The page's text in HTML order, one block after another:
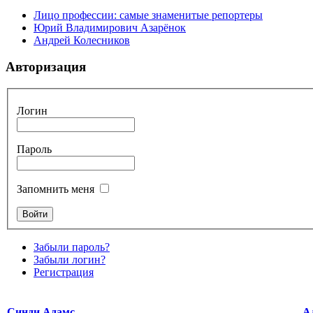
Лицо профессии: самые знаменитые репортеры
Юрий Владимирович Азарёнок
Андрей Колесников
Авторизация
Логин
Пароль
Запомнить меня
Забыли пароль?
Забыли логин?
Регистрация